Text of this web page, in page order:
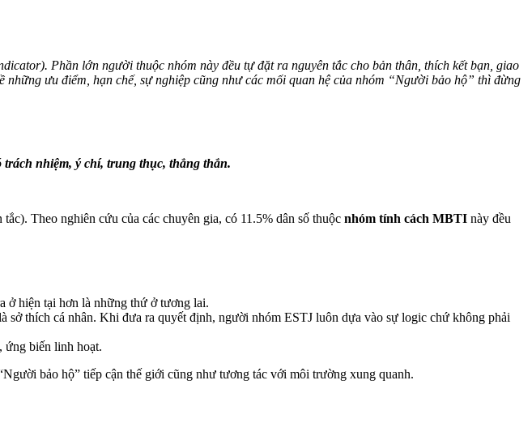
Phần lớn người thuộc nhóm này đều tự đặt ra nguyên tắc cho bản thân, thích kết bạn, giao
ưu điểm, hạn chế, sự nghiệp cũng như các mối quan hệ của nhóm “Người bảo hộ” thì đừng
nhiệm, ý chí, trung thục, thẳng thắn.
Theo nghiên cứu của các chuyên gia, có 11.5% dân số thuộc nhóm tính cách MBTI này đều
ở hiện tại hơn là những thứ ở tương lai.
thích cá nhân. Khi đưa ra quyết định, người nhóm ESTJ luôn dựa vào sự logic chứ không phải
ứng biến linh hoạt.
bảo hộ” tiếp cận thế giới cũng như tương tác với môi trường xung quanh.